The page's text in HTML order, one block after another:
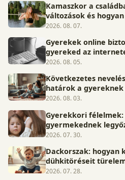
Kamaszkor a
változások és
2026. 08. 07.
Gyerekek online
gyereked az
2026. 08. 05.
Következetes
határok a
2026. 08. 03.
Gyerekkori félelmek:
gyermekednek
2026. 07. 30.
Dackorszak: hogyan
dühkitöréseit
2026. 07. 28.